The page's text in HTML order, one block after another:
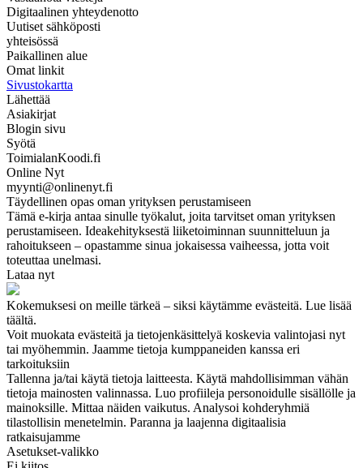
Digitaalinen yhteydenotto
Uutiset sähköposti
yhteisössä
Paikallinen alue
Omat linkit
Sivustokartta
Lähettää
Asiakirjat
Blogin sivu
Syötä
ToimialanKoodi.fi
Online Nyt
myynti@onlinenyt.fi
Täydellinen opas oman yrityksen perustamiseen
Tämä e-kirja antaa sinulle työkalut, joita tarvitset oman yrityksen
perustamiseen. Ideakehityksestä liiketoiminnan suunnitteluun ja
rahoitukseen – opastamme sinua jokaisessa vaiheessa, jotta voit
toteuttaa unelmasi.
Lataa nyt
Kokemuksesi on meille tärkeä – siksi käytämme evästeitä. Lue lisää
täältä.
Voit muokata evästeitä ja tietojenkäsittelyä koskevia valintojasi nyt
tai myöhemmin. Jaamme tietoja kumppaneiden kanssa eri
tarkoituksiin
Tallenna ja/tai käytä tietoja laitteesta. Käytä mahdollisimman vähän
tietoja mainosten valinnassa. Luo profiileja personoidulle sisällölle ja
mainoksille. Mittaa näiden vaikutus. Analysoi kohderyhmiä
tilastollisin menetelmin. Paranna ja laajenna digitaalisia
ratkaisujamme
Asetukset-valikko